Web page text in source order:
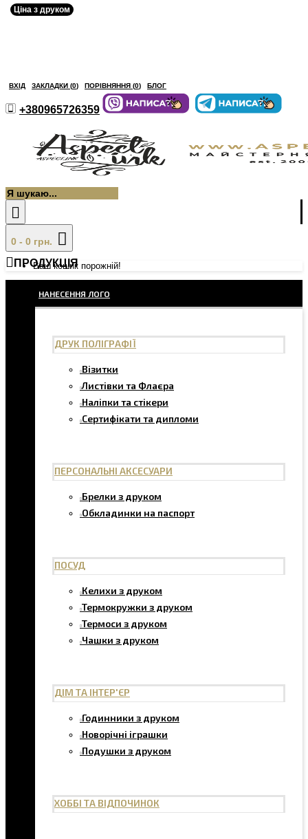
ВХІД ЗАКЛАДКИ (0) ПОРІВНЯННЯ (0) БЛОГ
+380965726359
0 - 0 грн.
Ваш кошик порожній!
ПРОДУКЦІЯ
НАНЕСЕННЯ ЛОГО
ДРУК ПОЛІГРАФІЇ
Візитки
Листівки та Флаєра
Наліпки та стікери
Сертифікати та дипломи
ПЕРСОНАЛЬНІ АКСЕСУАРИ
Брелки з друком
Обкладинки на паспорт
ПОСУД
Келихи з друком
Термокружки з друком
Термоси з друком
Чашки з друком
ДІМ ТА ІНТЕР'ЄР
Годинники з друком
Новорічні іграшки
Подушки з друком
ХОББІ ТА ВІДПОЧИНОК
Ціна з друком